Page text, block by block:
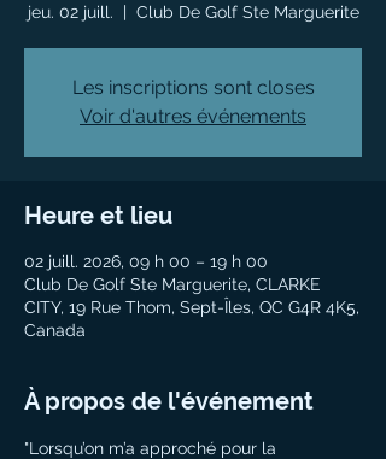
jeu. 02 juill.
  |
Club De Golf Ste Marguerite
Les inscriptions sont closes
Voir d'autres événements
Heure et lieu
02 juill. 2026, 09 h 00 – 19 h 00
Club De Golf Ste Marguerite, CLARKE
CITY, 19 Rue Thom, Sept-Îles, QC G4R 4K5,
Canada
À propos de l'événement
"Lorsqu’on m’a approché pour la